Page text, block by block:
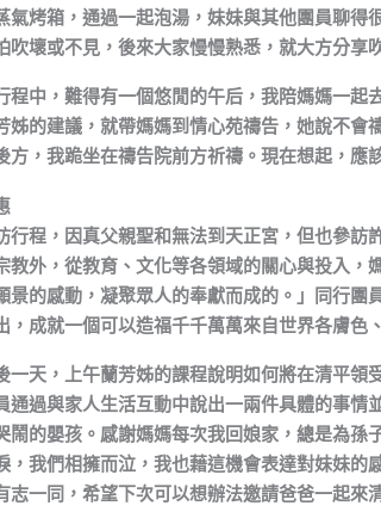
氣烤箱，通過一起泡湯，妹妹與其他團員聊
吹壞或不見，後來大家慢慢熟悉，就大方分享
程中，難得有一個悠閒的午后，我陪媽媽一
姊的建議，就帶媽媽到情心苑禱告，她說不
方，我跪坐在禱告院前方祈禱。現在想起，
行程，因真父親聖和無法到天正宮，但也參
教外，從教育、文化等各領域的關心與投入
景的感動，凝聚眾人的奉獻而成的。」同行
，成就一個可以造福千千萬萬來自世界各膚
一天，上午蘭芳姊的課程說明如何將在清平
通過與家人生活互動中說出一兩件具體的事情
鬧的嬰孩。感謝媽媽每次我回娘家，總是為
，我們相擁而泣，我也藉這機會表達對妹妹
志一同，希望下次可以想辦法邀請爸爸一起來